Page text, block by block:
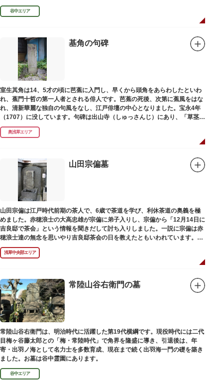
表作です。お墓は安立寺（あんりゅうじ）にあります。
谷中エリア
基角の句碑
室生其角は14、5才の頃に芭蕉に入門し、早くから頭角をあらわしたといわ
れ、蕉門十哲の第一人者とされる俳人です。芭蕉の死後、次第に蕉風をはな
れ、清新華麗な独自の句風をなし、江戸俳壇の中心となりました。宝永4年
（1707）に没しています。句碑は出山寺（しゅっさんじ）にあり、「草茎を
つつむ葉もなき 雲間哉」と刻まれています。
奥浅草エリア
山田宗偏墓
山田宗偏は江戸時代前期の茶人で、6歳で茶道を学び、利休茶道の奥義を極
めました。赤穂浪士の大高忠雄が宗偏に弟子入りし、宗偏から「12月14日に
吉良邸で茶会」という情報を聞きだして討ち入りしました。一説に宗偏は赤
穂浪士達の無念を思いやり吉良邸茶会の日を教えたともいわれています。お
墓は願竜寺（がんりゅうじ）境内にあります。
浅草中央部エリア
常陸山谷右衛門の墓
常陸山谷右衛門は、明治時代に活躍した第19代横綱です。現役時代には二代
目梅ヶ谷藤太郎との「梅・常陸時代」で角界を隆盛に導き、引退後は、年
寄・出羽ノ海として名力士を多数育成、現在まで続く出羽海一門の礎を築き
ました。お墓は谷中霊園にあります。
谷中エリア